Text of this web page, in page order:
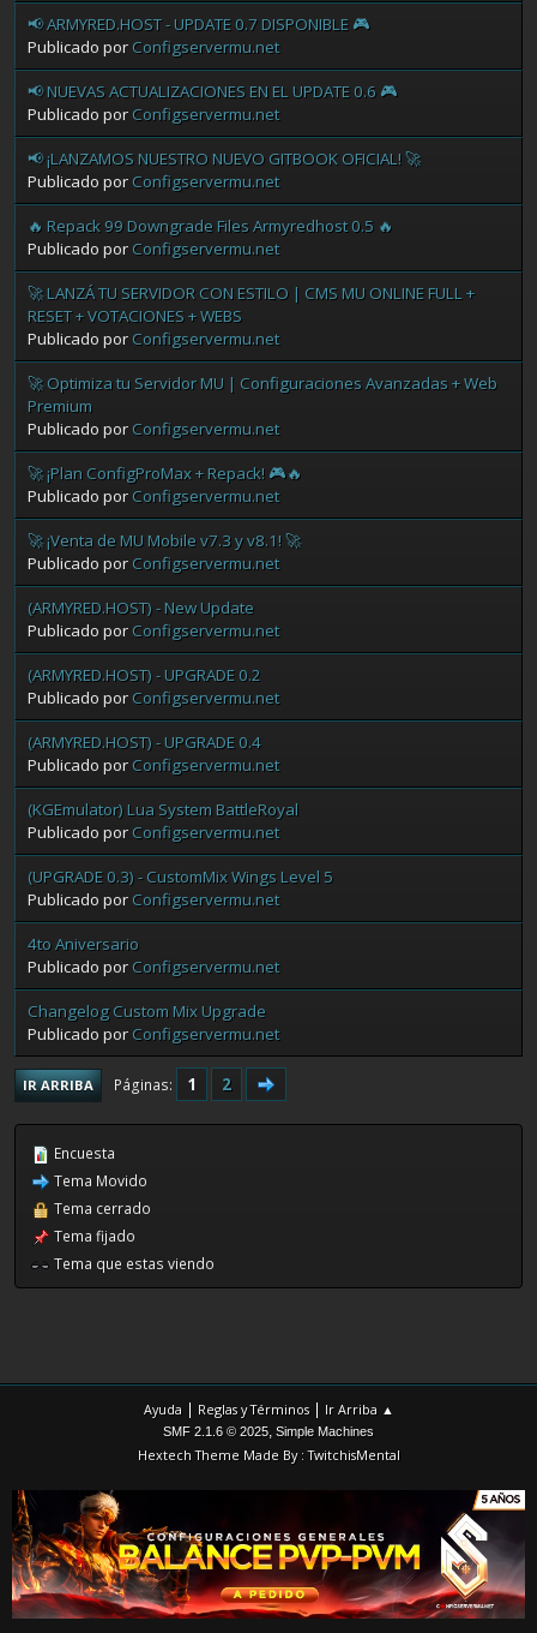
📢 ARMYRED.HOST - UPDATE 0.7 DISPONIBLE 🎮
Publicado por Configservermu.net
📢 NUEVAS ACTUALIZACIONES EN EL UPDATE 0.6 🎮
Publicado por Configservermu.net
📢 ¡LANZAMOS NUESTRO NUEVO GITBOOK OFICIAL! 🚀
Publicado por Configservermu.net
🔥 Repack 99 Downgrade Files Armyredhost 0.5 🔥
Publicado por Configservermu.net
🚀 LANZÁ TU SERVIDOR CON ESTILO | CMS MU ONLINE FULL +
RESET + VOTACIONES + WEBS
Publicado por Configservermu.net
🚀 Optimiza tu Servidor MU | Configuraciones Avanzadas + Web
Premium
Publicado por Configservermu.net
🚀 ¡Plan ConfigProMax + Repack! 🎮🔥
Publicado por Configservermu.net
🚀 ¡Venta de MU Mobile v7.3 y v8.1! 🚀
Publicado por Configservermu.net
(ARMYRED.HOST) - New Update
Publicado por Configservermu.net
(ARMYRED.HOST) - UPGRADE 0.2
Publicado por Configservermu.net
(ARMYRED.HOST) - UPGRADE 0.4
Publicado por Configservermu.net
(KGEmulator) Lua System BattleRoyal
Publicado por Configservermu.net
(UPGRADE 0.3) - CustomMix Wings Level 5
Publicado por Configservermu.net
4to Aniversario
Publicado por Configservermu.net
Changelog Custom Mix Upgrade
Publicado por Configservermu.net
IR ARRIBA Páginas 1 2
Encuesta
Tema Movido
Tema cerrado
Tema fijado
Tema que estas viendo
Ayuda | Reglas y Términos| Ir Arriba ▲
SMF 2.1.6 © 2025 Simple Machines
Hextech Theme Made By : TwitchisMental